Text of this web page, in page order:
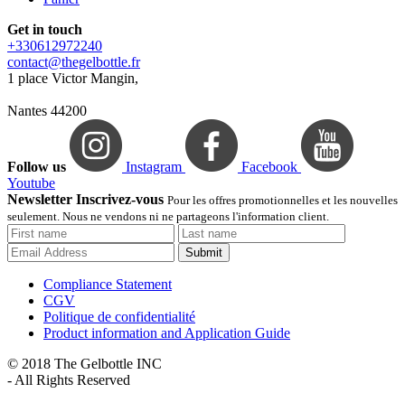
Get in touch
+330612972240
contact@thegelbottle.fr
1 place Victor Mangin,
Nantes 44200
Follow us Instagram
Facebook
Youtube
Newsletter Inscrivez-vous Pour les offres promotionnelles et les nouvelles
seulement. Nous ne vendons ni ne partageons l'information client.
Submit
Compliance Statement
CGV
Politique de confidentialité
Product information and Application Guide
© 2018 The Gelbottle INC
- All Rights Reserved